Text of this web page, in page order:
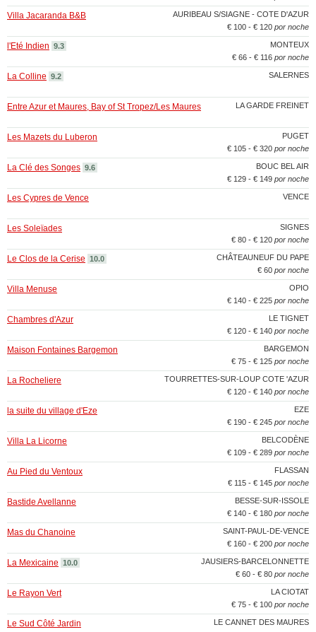
AURIBEAU S/SIAGNE - COTE D'AZUR
Villa Jacaranda B&B
€ 100 - € 120 por noche
MONTEUX
l'Eté Indien 9.3
€ 66 - € 116 por noche
SALERNES
La Colline 9.2
LA GARDE FREINET
Entre Azur et Maures, Bay of St Tropez/Les Maures
PUGET
Les Mazets du Luberon
€ 105 - € 320 por noche
BOUC BEL AIR
La Clé des Songes 9.6
€ 129 - € 149 por noche
VENCE
Les Cypres de Vence
SIGNES
Les Soleïades
€ 80 - € 120 por noche
CHÂTEAUNEUF DU PAPE
Le Clos de la Cerise 10.0
€ 60 por noche
OPIO
Villa Menuse
€ 140 - € 225 por noche
LE TIGNET
Chambres d'Azur
€ 120 - € 140 por noche
BARGEMON
Maison Fontaines Bargemon
€ 75 - € 125 por noche
TOURRETTES-SUR-LOUP COTE 'AZUR
La Rocheliere
€ 120 - € 140 por noche
EZE
la suite du village d'Eze
€ 190 - € 245 por noche
BELCODÈNE
Villa La Licorne
€ 109 - € 289 por noche
FLASSAN
Au Pied du Ventoux
€ 115 - € 145 por noche
BESSE-SUR-ISSOLE
Bastide Avellanne
€ 140 - € 180 por noche
SAINT-PAUL-DE-VENCE
Mas du Chanoine
€ 160 - € 200 por noche
JAUSIERS-BARCELONNETTE
La Mexicaine 10.0
€ 60 - € 80 por noche
LA CIOTAT
Le Rayon Vert
€ 75 - € 100 por noche
LE CANNET DES MAURES
Le Sud Côté Jardin